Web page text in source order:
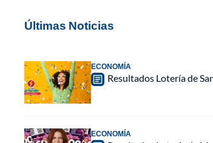
Últimas Noticias
ECONOMÍA
Resultados Lotería de
ECONOMÍA